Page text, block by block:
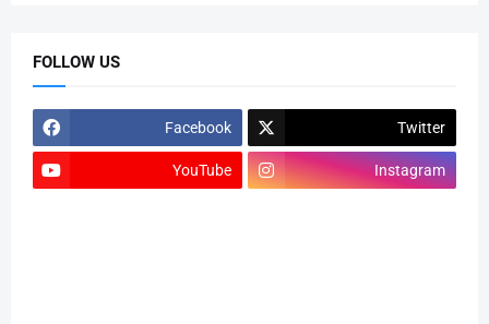
FOLLOW US
Facebook Twitter
YouTube Instagram